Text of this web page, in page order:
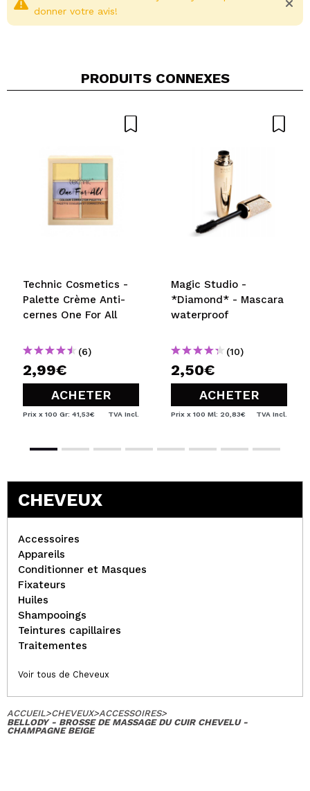
Votre vidéo pourrait être la première. Imaginez...
Recommandez-vous cet achat? Oui Non
donner votre avis!
PRODUITS CONNEXES
Technic Cosmetics -
Palette Crème Anti-
cernes One For All
(6)
2,99€
ACHETER
Prix x 100 Gr: 41,53€ TVA Incl.
Magic Studio -
*Diamond* - Mascara
waterproof
(10)
2,50€
ACHETER
Prix x 100 Ml: 20,83€ TVA Incl.
CHEVEUX
Accessoires
Appareils
Conditionner et Masques
Fixateurs
Huiles
Shampooings
Teintures capillaires
Traitementes
Voir tous de Cheveux
ACCUEIL>CHEVEUX>ACCESSOIRES>
BELLODY - BROSSE DE MASSAGE DU CUIR CHEVELU -
CHAMPAGNE BEIGE